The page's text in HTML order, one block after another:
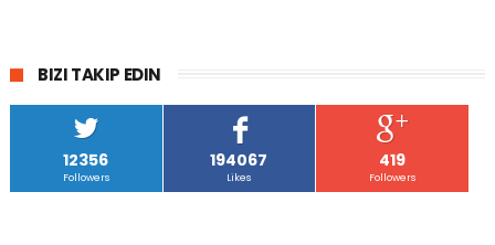
BIZI TAKIP EDIN
12356
Followers
194067
Likes
419
Followers